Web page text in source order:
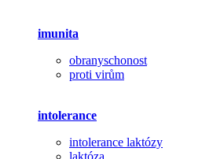
imunita
obranyschonost
proti virům
intolerance
intolerance laktózy
laktóza